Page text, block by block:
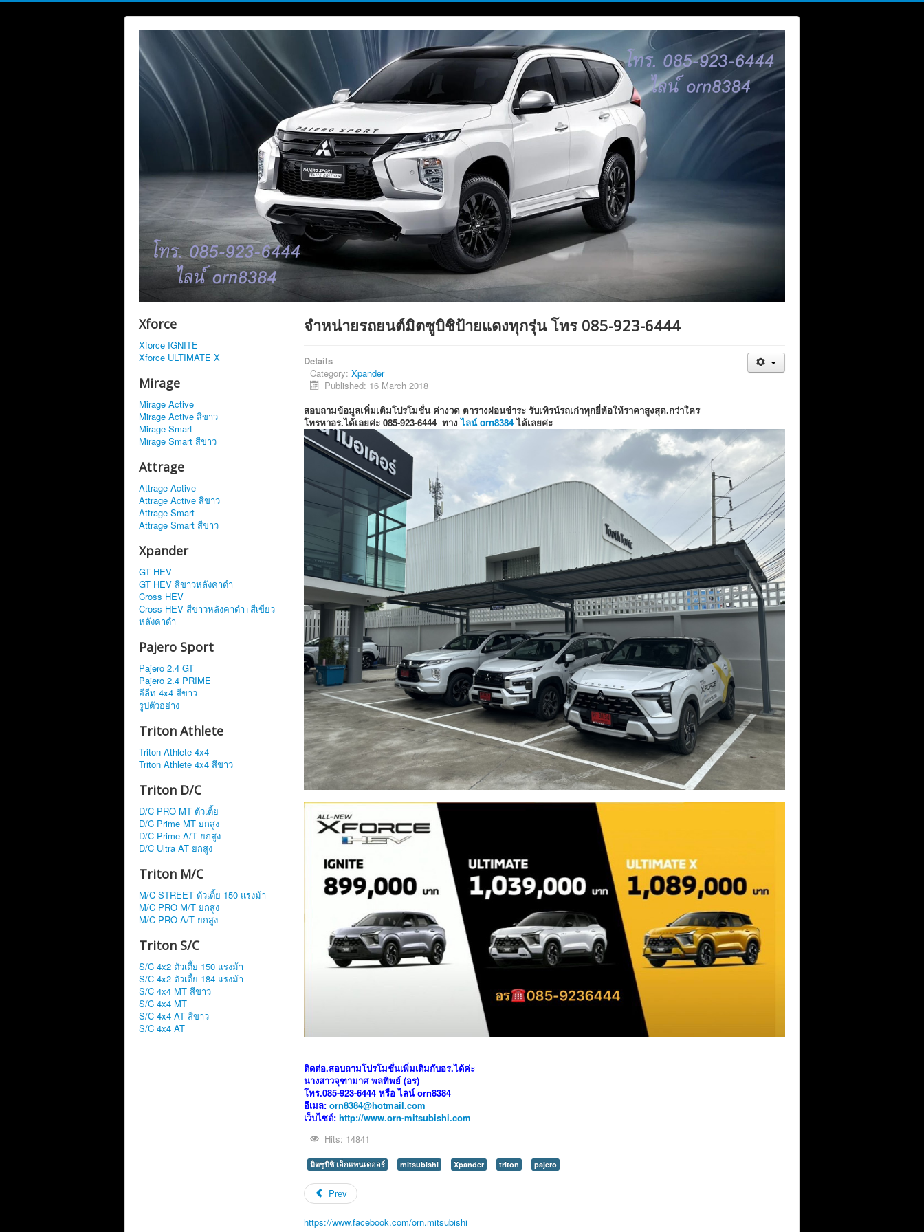
Xforce
Xforce IGNITE
Xforce ULTIMATE X
Mirage
Mirage Active
Mirage Active สีขาว
Mirage Smart
Mirage Smart สีขาว
Attrage
Attrage Active
Attrage Active สีขาว
Attrage Smart
Attrage Smart สีขาว
Xpander
GT HEV
GT HEV สีขาวหลังคาดำ
Cross HEV
Cross HEV สีขาวหลังคาดำ+สีเขียว
หลังคาดำ
Pajero Sport
Pajero 2.4 GT
Pajero 2.4 PRIME
อีลีท 4x4 สีขาว
รูปตัวอย่าง
Triton Athlete
Triton Athlete 4x4
Triton Athlete 4x4 สีขาว
Triton D/C
D/C PRO MT ตัวเตี้ย
D/C Prime MT ยกสูง
D/C Prime A/T ยกสูง
D/C Ultra AT ยกสูง
Triton M/C
M/C STREET ตัวเตี้ย 150 แรงม้า
M/C PRO M/T ยกสูง
M/C PRO A/T ยกสูง
Triton S/C
S/C 4x2 ตัวเตี้ย 150 แรงม้า
S/C 4x2 ตัวเตี้ย 184 แรงม้า
S/C 4x4 MT สีขาว
S/C 4x4 MT
S/C 4x4 AT สีขาว
S/C 4x4 AT
จำหน่ายรถยนต์มิตซูบิชิป้ายแดงทุกรุ่น โทร 085-923-6444
Details
Category: Xpander
Published: 16 March 2018
สอบถามข้อมูลเพิ่มเติมโปรโมชั่น ค่างวด ตารางผ่อนชำระ รับเทิรน์รถเก่าทุกยี่ห้อให้ราคาสูงสุด.กว่าใคร
โทรหาอร.ได้เลยค่ะ 085-923-6444 ทางไลน์ orn8384ได้เลยค่ะ
ติดต่อ.สอบถามโปรโมชั่นเพิ่มเติมกับอร.ได้ค่ะ
นางสาวจุฑามาศ พลทิพย์ (อร)
โทร.085-923-6444 หรือ ไลน์ orn8384
อีเมล: orn8384@hotmail.com
เว็บไซต์: http://www.orn-mitsubishi.com
Hits: 14841
มิตซูบิชิ เอ็กแพนเดออร์ mitsubishi Xpander triton pajero
Prev
https://www.facebook.com/orn.mitsubishi